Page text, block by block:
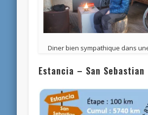
Diner bien sympathique dans
Estancia – San Sebastian